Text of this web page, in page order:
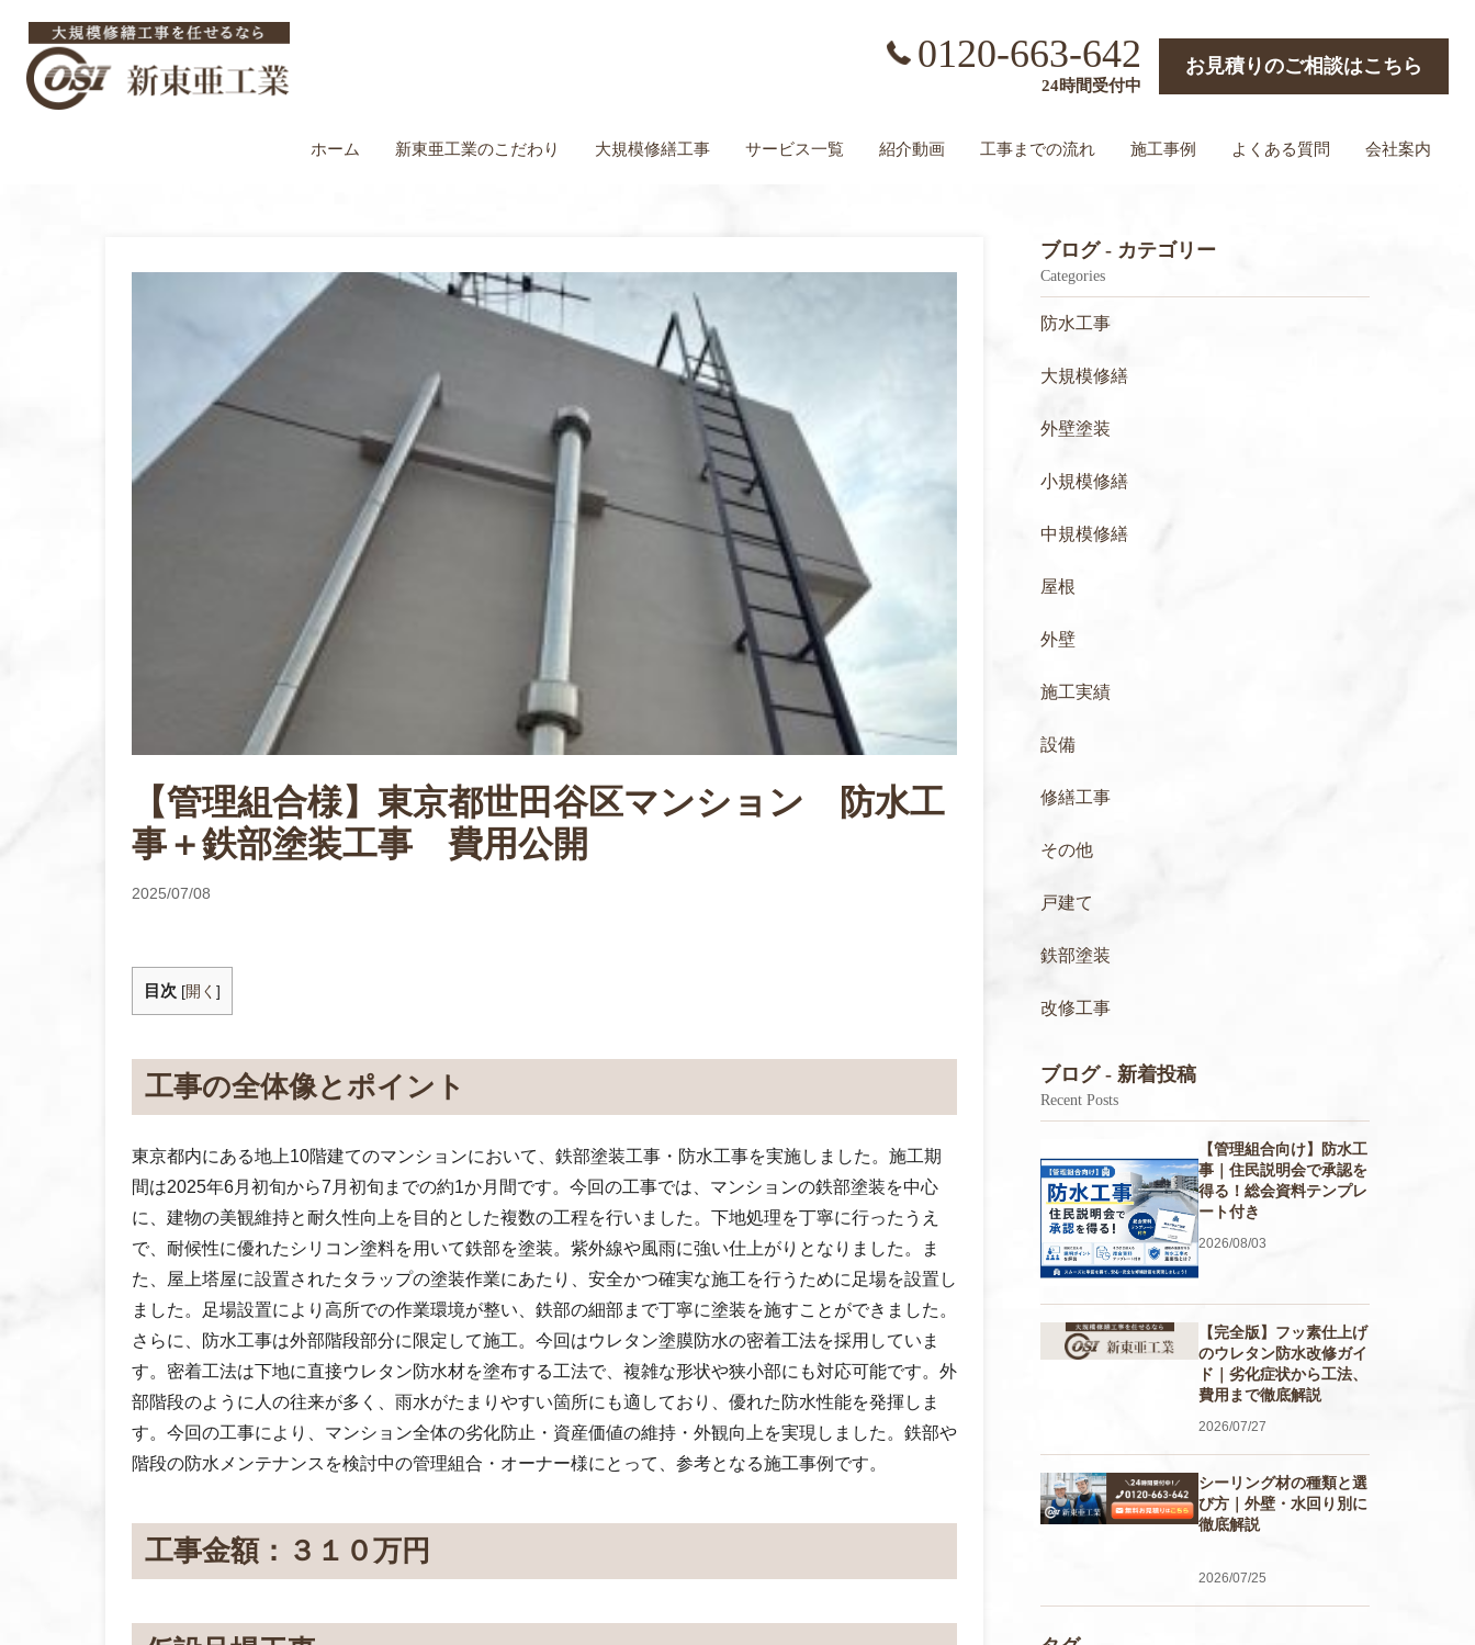
ホーム 新東亜工業のこだわり 大規模修繕工事 サービス一覧 紹介動画 工事までの流れ 施工事例 よくある質問 会社案内
24時間受付中
0120-663-642 お見積りのご相談はこちら
【管理組合様】東京都世田谷区マンション 防水工
事＋鉄部塗装工事 費用公開
2025/07/08
目次 [開く ]
工事の全体像とポイント
東京都内にある地上10階建てのマンションにおいて、鉄部塗装工事・防水工事を実施しました。施工期
間は2025年6月初旬から7月初旬までの約1か月間です。今回の工事では、マンションの鉄部塗装を中心
に、建物の美観維持と耐久性向上を目的とした複数の工程を行いました。下地処理を丁寧に行ったうえ
で、耐候性に優れたシリコン塗料を用いて鉄部を塗装。紫外線や風雨に強い仕上がりとなりました。ま
た、屋上塔屋に設置されたタラップの塗装作業にあたり、安全かつ確実な施工を行うために足場を設置し
ました。足場設置により高所での作業環境が整い、鉄部の細部まで丁寧に塗装を施すことができました。
さらに、防水工事は外部階段部分に限定して施工。今回はウレタン塗膜防水の密着工法を採用していま
す。密着工法は下地に直接ウレタン防水材を塗布する工法で、複雑な形状や狭小部にも対応可能です。外
部階段のように人の往来が多く、雨水がたまりやすい箇所にも適しており、優れた防水性能を発揮しま
す。今回の工事により、マンション全体の劣化防止・資産価値の維持・外観向上を実現しました。鉄部や
階段の防水メンテナンスを検討中の管理組合・オーナー様にとって、参考となる施工事例です。
工事金額：３１０万円
ブログ - カテゴリー
Categories
防水工事
大規模修繕
外壁塗装
小規模修繕
中規模修繕
屋根
外壁
施工実績
設備
修繕工事
その他
戸建て
鉄部塗装
改修工事
ブログ - 新着投稿
Recent Posts
【管理組合向け】防水工
事｜住民説明会で承認を
得る！総会資料テンプレ
ート付き
2026/08/03
【完全版】フッ素仕上げ
のウレタン防水改修ガイ
ド｜劣化症状から工法、
費用まで徹底解説
2026/07/27
シーリング材の種類と選
び方｜外壁・水回り別に
徹底解説
2026/07/25